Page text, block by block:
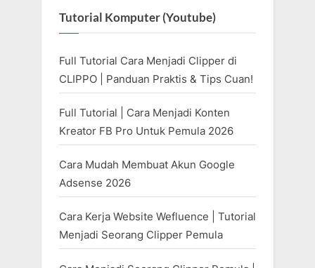
Tutorial Komputer (Youtube)
Full Tutorial Cara Menjadi Clipper di
CLIPPO | Panduan Praktis & Tips Cuan!
Full Tutorial | Cara Menjadi Konten
Kreator FB Pro Untuk Pemula 2026
Cara Mudah Membuat Akun Google
Adsense 2026
Cara Kerja Website Wefluence | Tutorial
Menjadi Seorang Clipper Pemula